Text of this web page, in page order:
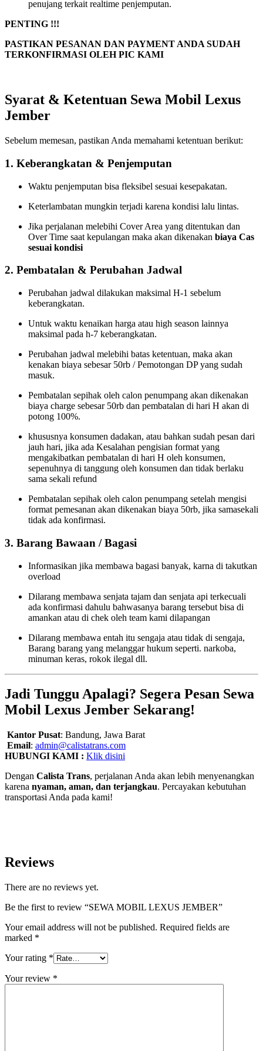
penujang terkait realtime penjemputan.
PENTING !!!
PASTIKAN PESANAN DAN PAYMENT ANDA SUDAH
TERKONFIRMASI OLEH PIC KAMI
Syarat & Ketentuan Sewa Mobil Lexus
Jember
Sebelum memesan, pastikan Anda memahami ketentuan berikut:
1. Keberangkatan & Penjemputan
Waktu penjemputan bisa fleksibel sesuai kesepakatan.
Keterlambatan mungkin terjadi karena kondisi lalu lintas.
Jika perjalanan melebihi Cover Area yang ditentukan dan
Over Time saat kepulangan maka akan dikenakan biaya Cas
sesuai kondisi
2. Pembatalan & Perubahan Jadwal
Perubahan jadwal dilakukan maksimal H-1 sebelum
keberangkatan.
Untuk waktu kenaikan harga atau high season lainnya
maksimal pada h-7 keberangkatan.
Perubahan jadwal melebihi batas ketentuan, maka akan
kenakan biaya sebesar 50rb / Pemotongan DP yang sudah
masuk.
Pembatalan sepihak oleh calon penumpang akan dikenakan
biaya charge sebesar 50rb dan pembatalan di hari H akan di
potong 100%.
khususnya konsumen dadakan, atau bahkan sudah pesan dari
jauh hari, jika ada Kesalahan pengisian format yang
mengakibatkan pembatalan di hari H oleh konsumen,
sepenuhnya di tanggung oleh konsumen dan tidak berlaku
sama sekali refund
Pembatalan sepihak oleh calon penumpang setelah mengisi
format pemesanan akan dikenakan biaya 50rb, jika samasekali
tidak ada konfirmasi.
3. Barang Bawaan / Bagasi
Informasikan jika membawa bagasi banyak, karna di takutkan
overload
Dilarang membawa senjata tajam dan senjata api terkecuali
ada konfirmasi dahulu bahwasanya barang tersebut bisa di
amankan atau di chek oleh team kami dilapangan
Dilarang membawa entah itu sengaja atau tidak di sengaja,
Barang barang yang melanggar hukum seperti. narkoba,
minuman keras, rokok ilegal dll.
Jadi Tunggu Apalagi? Segera Pesan Sewa
Mobil Lexus Jember Sekarang!
Kantor Pusat: Bandung, Jawa Barat
Email: admin@calistatrans.com
HUBUNGI KAMI : Klik disini
Dengan Calista Trans, perjalanan Anda akan lebih menyenangkan
karena nyaman, aman, dan terjangkau. Percayakan kebutuhan
transportasi Anda pada kami!
Reviews
There are no reviews yet.
Be the first to review “SEWA MOBIL LEXUS JEMBER”
Your email address will not be published. Required fields are
marked *
Your rating *
Your review *